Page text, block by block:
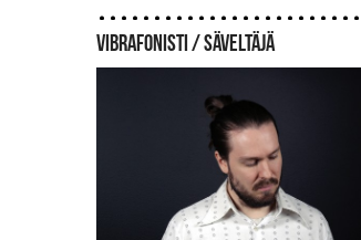
VIBRAFONISTI / SÄVELTÄJÄ